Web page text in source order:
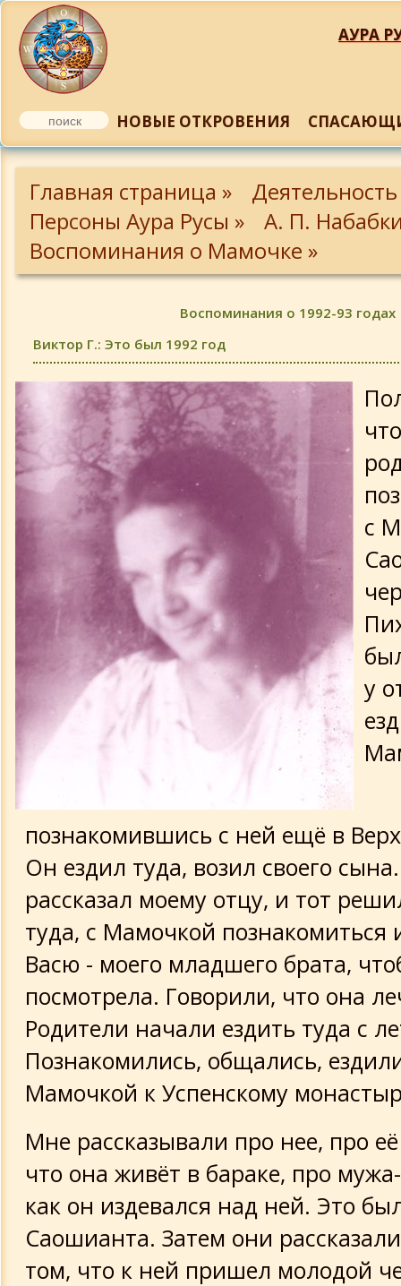
АУРА
НОВЫЕ ОТКРОВЕНИЯ
Главная страница »
Персоны Аура Русы »
А. П.
Воспоминания о Мамочке »
Воспоминания о 1992-93 годах
Виктор Г.: Это был 1992 год
с
у
познакомившись с ней ещё в
Он ездил туда, возил своего
рассказал моему отцу, и тот
туда, с Мамочкой познакомиться
Васю - моего младшего брата,
посмотрела. Говорили, что она
Родители начали ездить туда с
Познакомились, общались,
Мамочкой к Успенскому
Мне рассказывали про нее, про
что она живёт в бараке, про
как он издевался над ней. Это
Саошианта. Затем они
том, что к ней пришел молодой
Биография Мамочки
Фотографии Мамочки
Из писем Мамочки
Воспоминания о Мамочке
Немного о Мамочке
Мои воспоминания о Мамочке
Мамочкина молодость (фрагменты)
О сокровенном
Беседы с Мамочкой после ее смерти
Притчи Мамочки
Воспоминания 1992-93 гг.
Посвящается Мамочке
Пять лет без тебя
На могиле Мамочки
Роднулечке
И в этот бой, последний бой
Дорогой жене Ладе
На день рождения
Прости меня, что так тебе пишу
Я знаю истину, она проста
На шестидесятилетие